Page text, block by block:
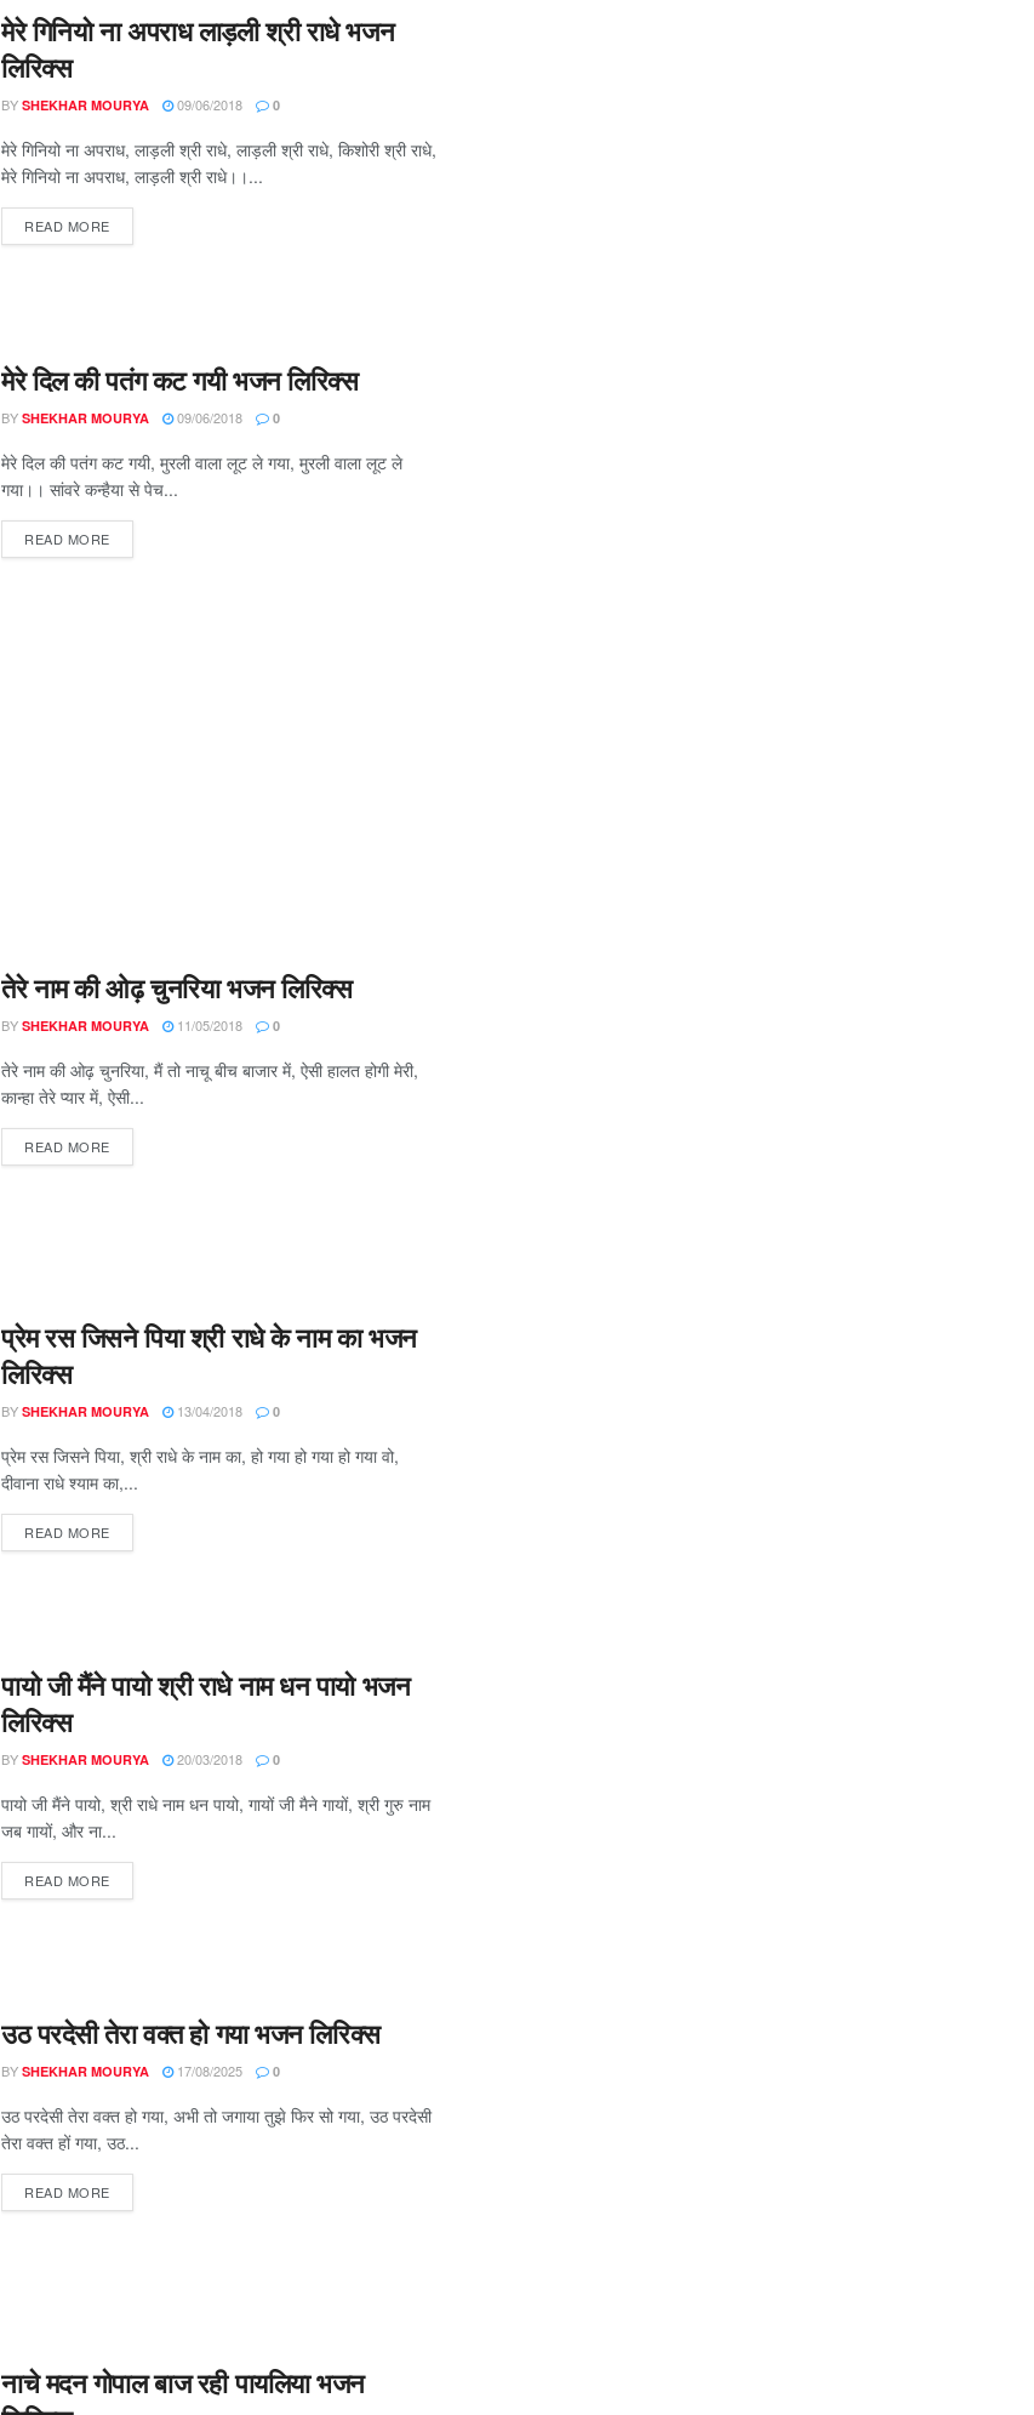
मेरे गिनियो ना अपराध लाड़ली श्री राधे भजन
लिरिक्स
BY SHEKHAR MOURYA 09/06/2018 0
मेरे गिनियो ना अपराध, लाड़ली श्री राधे, लाड़ली श्री राधे, किशोरी श्री राधे,
मेरे गिनियो ना अपराध, लाड़ली श्री राधे।।...
READ MOREDETAILS
मेरे दिल की पतंग कट गयी भजन लिरिक्स
BY SHEKHAR MOURYA 09/06/2018 0
मेरे दिल की पतंग कट गयी, मुरली वाला लूट ले गया, मुरली वाला लूट ले
गया।। सांवरे कन्हैया से पेच...
READ MOREDETAILS
तेरे नाम की ओढ़ चुनरिया भजन लिरिक्स
BY SHEKHAR MOURYA 11/05/2018 0
तेरे नाम की ओढ़ चुनरिया, मैं तो नाचू बीच बाजार में, ऐसी हालत होगी मेरी,
कान्हा तेरे प्यार में, ऐसी...
READ MOREDETAILS
प्रेम रस जिसने पिया श्री राधे के नाम का भजन
लिरिक्स
BY SHEKHAR MOURYA 13/04/2018 0
प्रेम रस जिसने पिया, श्री राधे के नाम का, हो गया हो गया हो गया वो,
दीवाना राधे श्याम का,...
READ MOREDETAILS
पायो जी मैंने पायो श्री राधे नाम धन पायो भजन
लिरिक्स
BY SHEKHAR MOURYA 20/03/2018 0
पायो जी मैंने पायो, श्री राधे नाम धन पायो, गायों जी मैने गायों, श्री गुरु नाम
जब गायों, और ना...
READ MOREDETAILS
उठ परदेसी तेरा वक्त हो गया भजन लिरिक्स
BY SHEKHAR MOURYA 17/08/2025 0
उठ परदेसी तेरा वक्त हो गया, अभी तो जगाया तुझे फिर सो गया, उठ परदेसी
तेरा वक्त हों गया, उठ...
READ MOREDETAILS
नाचे मदन गोपाल बाज रही पायलिया भजन